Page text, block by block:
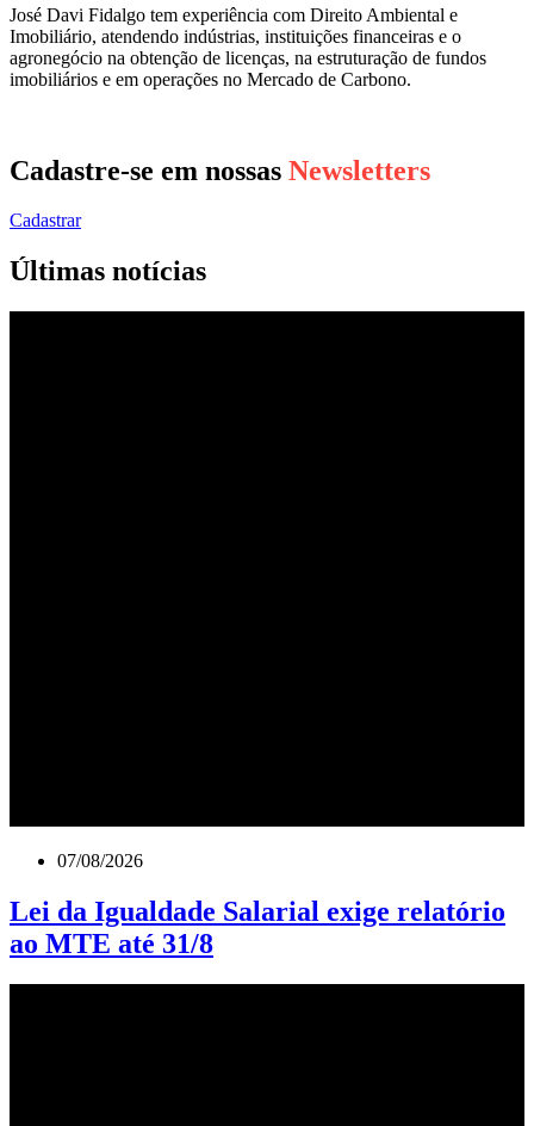
José Davi Fidalgo tem experiência com Direito Ambiental e
Imobiliário, atendendo indústrias, instituições financeiras e o
agronegócio na obtenção de licenças, na estruturação de fundos
imobiliários e em operações no Mercado de Carbono.
Cadastre-se em nossas Newsletters
Cadastrar
Últimas notícias
07/08/2026
Lei da Igualdade Salarial exige relatório
ao MTE até 31/8